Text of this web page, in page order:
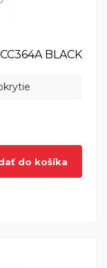
BLACK
do košíka